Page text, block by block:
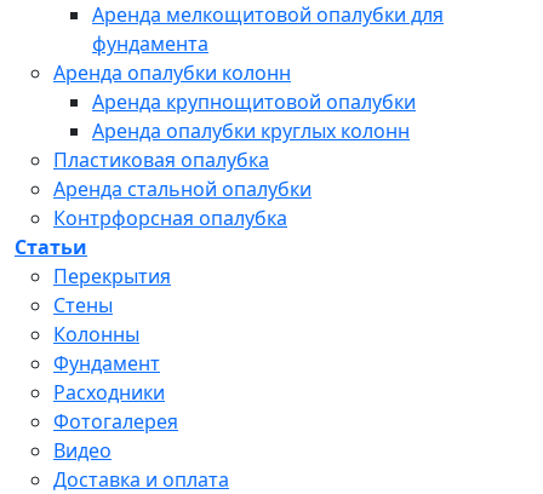
Аренда мелкощитовой опалубки для
фундамента
Аренда опалубки колонн
Аренда крупнощитовой опалубки
Аренда опалубки круглых колонн
Пластиковая опалубка
Аренда стальной опалубки
Контрфорсная опалубка
Статьи
Перекрытия
Стены
Колонны
Фундамент
Расходники
Фотогалерея
Видео
Доставка и оплата